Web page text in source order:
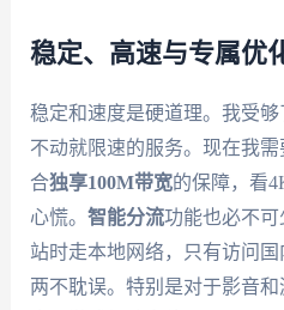
稳定、高速与专属优
稳定和速度是硬道理。我受
不动就限速的服务。现在我需
合独享100M带宽的保障，看
心慌。 智能分流功能也必不可
站时走本地网络，只有访问国
两不耽误。特别是对于影音和